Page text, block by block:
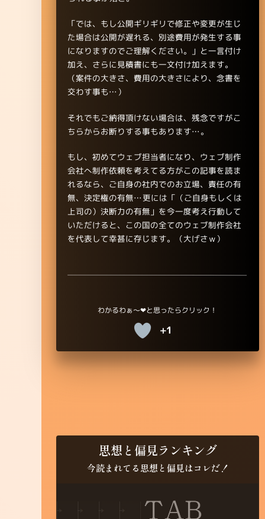
「では、もし公開ギリギリで修正や変更が生じ
た場合は公開が遅れる、別途費用が発生する事
になりますのでご理解ください。」と一言付け
加え、さらに見積書にも一文付け加えます。
（案件の大きさ、費用の大きさにより、念書を
交わす事も…）
それでもご納得頂けない場合は、残念ですがこ
ちらからお断りする事もあります…。
もし、初めてウェブ担当者になり、ウェブ制作
会社へ制作依頼を考えてる方がこの記事を読ま
れるなら、ご自身の社内でのお立場、責任の有
無、決定権の有無…更には「（ご自身もしくは
上司の）決断力の有無」を今一度考え行動して
いただけると、この国の全てのウェブ制作会社
を代表して幸甚に存じます。（大げさｗ）
+1
思想と偏見ランキング
今読まれてる思想と偏見はコレだ！